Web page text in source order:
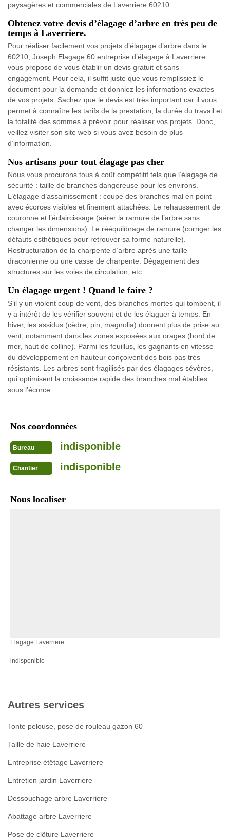
paysagères et commerciales de Laverriere 60210.
Obtenez votre devis d’élagage d’arbre en très peu de
temps à Laverriere.
Pour réaliser facilement vos projets d’élagage d’arbre dans le
60210, Joseph Elagage 60 entreprise d’élagage à Laverriere
vous propose de vous établir un devis gratuit et sans
engagement. Pour cela, il suffit juste que vous remplissiez le
document pour la demande et donniez les informations exactes
de vos projets. Sachez que le devis est très important car il vous
permet à connaître les tarifs de la prestation, la durée du travail et
la totalité des sommes à prévoir pour réaliser vos projets. Donc,
veillez visiter son site web si vous avez besoin de plus
d’information.
Nos artisans pour tout élagage pas cher
Nous vous procurons tous à coût compétitif tels que l’élagage de
sécurité : taille de branches dangereuse pour les environs.
L’élagage d’assainissement : coupe des branches mal en point
avec écorces visibles et finement attachées. Le rehaussement de
couronne et l’éclaircissage (aérer la ramure de l’arbre sans
changer les dimensions). Le rééquilibrage de ramure (corriger les
défauts esthétiques pour retrouver sa forme naturelle).
Restructuration de la charpente d’arbre après une taille
draconienne ou une casse de charpente. Dégagement des
structures sur les voies de circulation, etc.
Un élagage urgent ! Quand le faire ?
S’il y un violent coup de vent, des branches mortes qui tombent, il
y a intérêt de les vérifier souvent et de les élaguer à temps. En
hiver, les assidus (cèdre, pin, magnolia) donnent plus de prise au
vent, notamment dans les zones exposées aux orages (bord de
mer, haut de colline). Parmi les feuillus, les gagnants en vitesse
du développement en hauteur conçoivent des bois pas très
résistants. Les arbres sont fragilisés par des élagages sévères,
qui optimisent la croissance rapide des branches mal établies
sous l’écorce.
Nos coordonnées
Bureau indisponible
Chantier indisponible
Nous localiser
Elagage Laverriere
indisponible
Autres services
Tonte pelouse, pose de rouleau gazon 60
Taille de haie Laverriere
Entreprise étêtage Laverriere
Entretien jardin Laverriere
Dessouchage arbre Laverriere
Abattage arbre Laverriere
Pose de clôture Laverriere